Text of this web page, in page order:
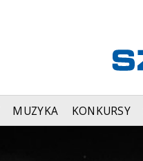
MUZYKA KONKURSY